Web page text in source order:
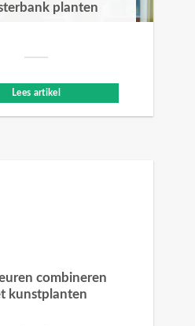
planten
Lees artikel
combineren
kunstplanten